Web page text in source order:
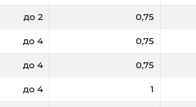
до 2 0,75
до 4 0,75
до 4 0,75
до 4 1